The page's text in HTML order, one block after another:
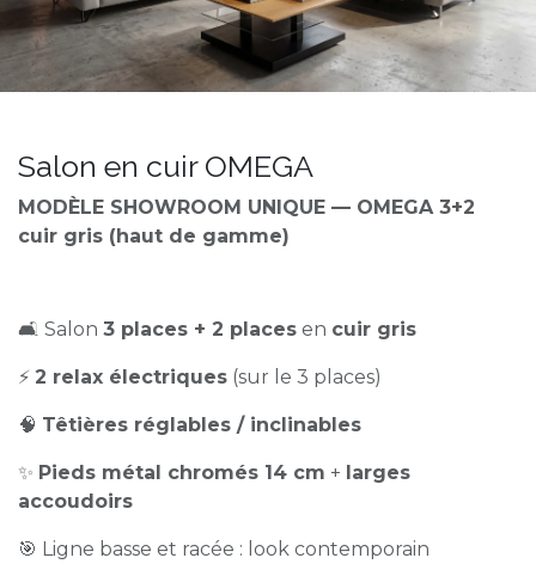
Salon en cuir OMEGA
MODÈLE SHOWROOM UNIQUE — OMEGA 3+2
cuir gris (haut de gamme)
🛋️ Salon 3 places + 2 places en cuir gris
⚡ 2 relax électriques (sur le 3 places)
🧠 Têtières réglables / inclinables
✨ Pieds métal chromés 14 cm + larges
accoudoirs
🎯 Ligne basse et racée : look contemporain